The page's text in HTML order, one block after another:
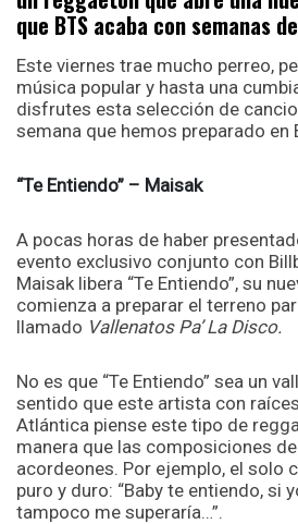
que BTS acaba con semanas
Este viernes trae mucho perreo,
música popular y hasta una
disfrutes esta selección de
semana que hemos preparado en
“Te Entiendo” – Maisak
A pocas horas de haber
evento exclusivo conjunto con
Maisak libera “Te Entiendo”, su
comienza a preparar el terreno
llamado Vallenatos Pa’ La Disco.
No es que “Te Entiendo” sea un
sentido que este artista con
Atlántica piense este tipo de
manera que las composiciones
acordeones. Por ejemplo, el solo
puro y duro: “Baby te entiendo, si
tampoco me superaría…”.